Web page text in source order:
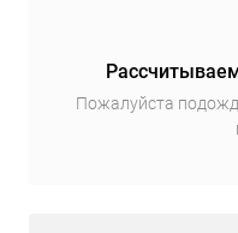
Пожалуйста